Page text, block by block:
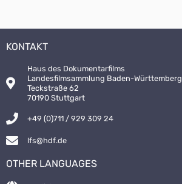
KONTAKT
Haus des Dokumentarfilms
Landesfilmsammlung Baden-Württemberg
Teckstraße 62
70190 Stuttgart
+49 (0)711 / 929 309 24
lfs@hdf.de
OTHER LANGUAGES